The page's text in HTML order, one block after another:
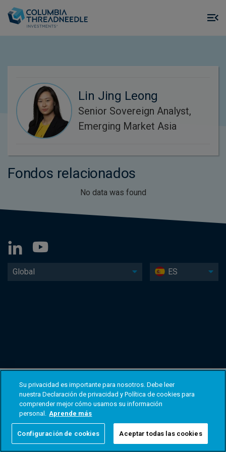
Lin Jing Leong
Senior Sovereign Analyst,
Emerging Market Asia
Fondos relacionados
No data was found
Global ES
Su privacidad es importante para nosotros. Debe leer
nuestra Declaración de privacidad y Política de cookies para
comprender mejor cómo usamos su información
personal. Aprende más
Configuración de cookies Aceptar todas las cookies